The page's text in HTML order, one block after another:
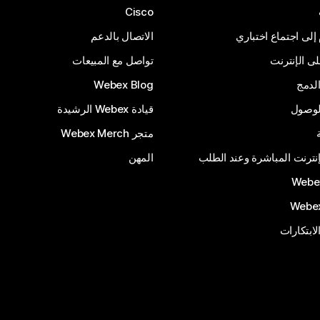
إلى اجتماع اختباري
الإنترنت
المباشرة وعند الطلب
Cisco
الاتصال بالدعم
تواصل مع المبيعات
Webex Blog
قيادة Webex الرشيدة
متجر Webex Merch
المهن